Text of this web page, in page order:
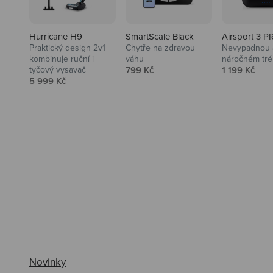
Hurricane H9
Praktický design 2v1
kombinuje ruční i
tyčový vysavač
Prodejní cena
5 999 Kč
SmartScale Black
Chytře na zdravou
váhu
Prodejní cena
799 Kč
Airsport 3
Nevypadnou
náročném
Prodejní cena
1 199 Kč